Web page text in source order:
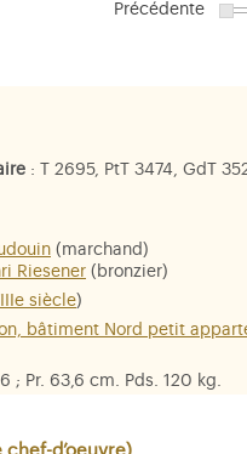
Précédente
: T 2695, PtT 3474, GdT
(marchand)
Riesener (bronzier)
siècle)
bâtiment Nord petit
; Pr. 63,6 cm. Pds. 120 kg.
acajou ronceux